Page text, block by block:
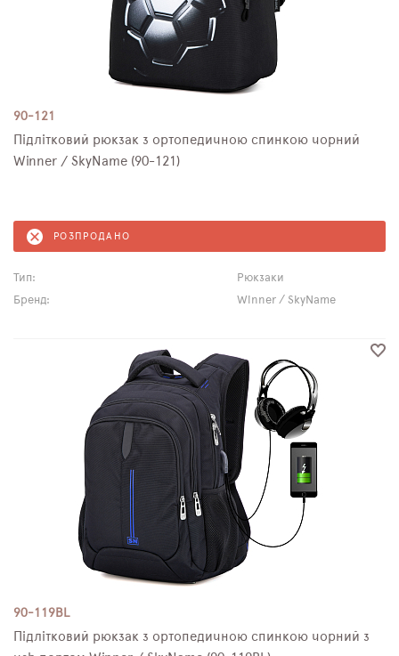
90-121
Підлітковий рюкзак з ортопедичною спинкою чорний
Winner / SkyName (90-121)
РОЗПРОДАНО
Тип:
Рюкзаки
Бренд:
Winner / SkyName
90-119BL
Підлітковий рюкзак з ортопедичною спинкою чорний з